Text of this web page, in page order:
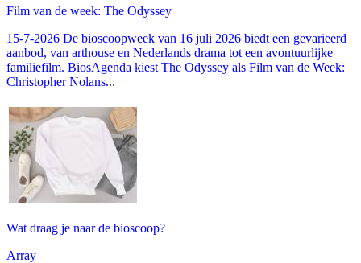
Film van de week: The Odyssey
15-7-2026 De bioscoopweek van 16 juli 2026 biedt een gevarieerd
aanbod, van arthouse en Nederlands drama tot een avontuurlijke
familiefilm. BiosAgenda kiest The Odyssey als Film van de Week:
Christopher Nolans...
Wat draag je naar de bioscoop?
Array